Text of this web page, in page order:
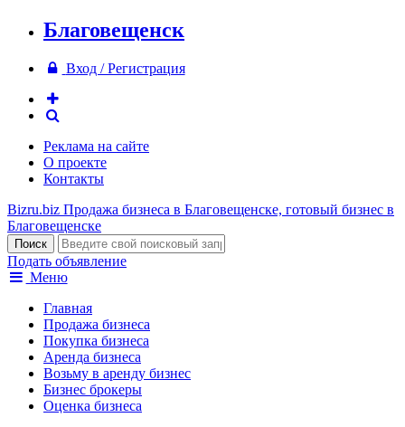
Благовещенск
Вход / Регистрация
Реклама на сайте
О проекте
Контакты
Bizru.biz Продажа бизнеса в Благовещенске, готовый бизнес в
Благовещенске
Подать объявление
Меню
Главная
Продажа бизнеса
Покупка бизнеса
Аренда бизнеса
Возьму в аренду бизнес
Бизнес брокеры
Оценка бизнеса